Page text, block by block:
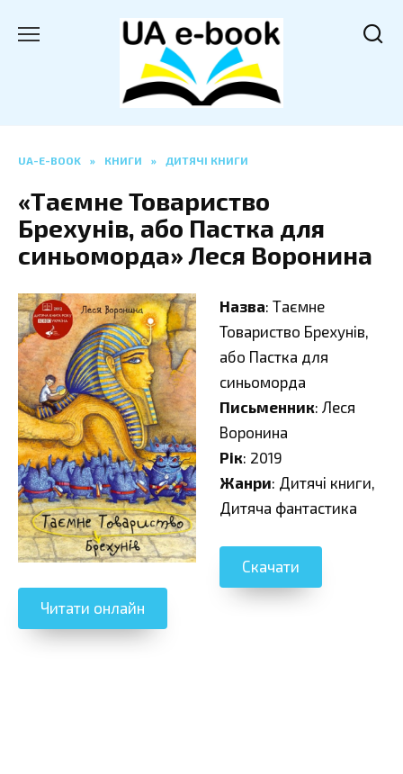
UA-E-BOOK » КНИГИ » ДИТЯЧІ КНИГИ
«Таємне Товариство
Брехунів, або Пастка для
синьоморда» Леся Воронина
Назва: Таємне
Товариство Брехунів,
або Пастка для
синьоморда
Письменник: Леся
Воронина
Рік: 2019
Жанри: Дитячі книги,
Дитяча фантастика
Скачати
Читати онлайн